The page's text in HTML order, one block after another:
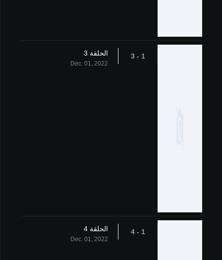
1 - 3 الحلقة 3
Dec. 01, 2022
1 - 4 الحلقة 4
Dec. 01, 2022